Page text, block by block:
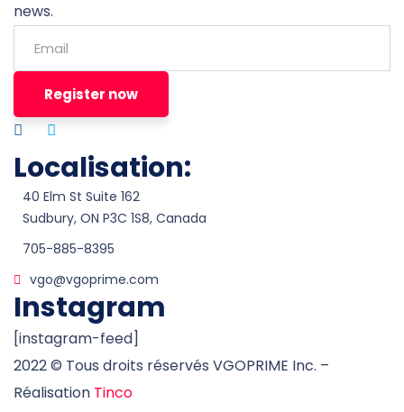
news.
Register now
Localisation:
40 Elm St Suite 162
Sudbury, ON P3C 1S8, Canada
705-885-8395
vgo@vgoprime.com
Instagram
[instagram-feed]
2022© Tous droits réservés VGOPRIME Inc. –
Réalisation Tinco